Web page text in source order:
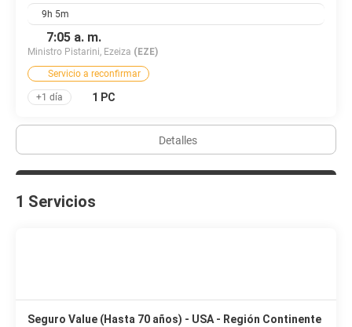
9h 5m
7:05 a. m.
Ministro Pistarini, Ezeiza (EZE)
Servicio a reconfirmar
+1 día 1 PC
Detalles
1 Servicios
Seguro Value (Hasta 70 años) - USA - Región Continente